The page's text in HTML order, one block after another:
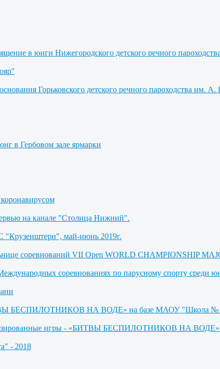
в юнги Нижегородского детского речного пароходства
Горьковского детского речного пароходства им. А.
в Гербовом зале ярмарки
на канале "Столица Нижний".
"Крузенштерн", май-июнь 2019г.
соревнований VII Open WORLD CHAMPIONSHIP
соревнованиях по парусному спорту среди
БЕСПИЛОТНИКОВ НА ВОДЕ» на базе МАОУ "Школа №
игры - «БИТВЫ БЕСПИЛОТНИКОВ НА
- 2018